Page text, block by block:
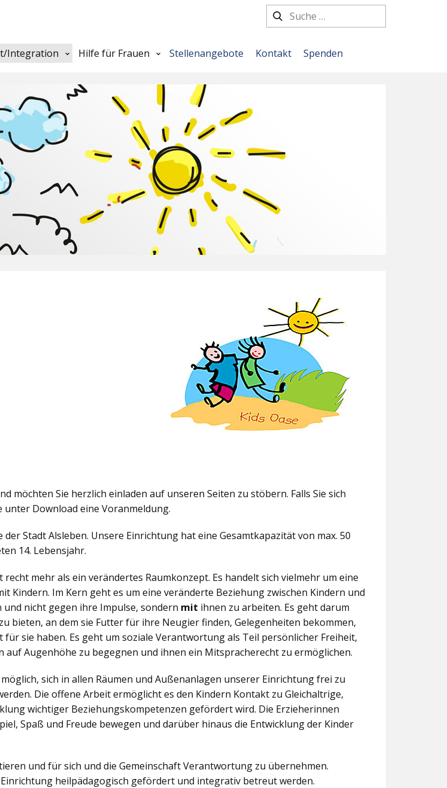
Integration Hilfe für Frauen Stellenangebote Kontakt Spenden
möchten Sie herzlich einladen auf unseren Seiten zu stöbern. Falls Sie sich
Download eine Voranmeldung.
Stadt Alsleben. Unsere Einrichtung hat eine Gesamtkapazität von max. 50
14. Lebensjahr.
mehr als ein verändertes Raumkonzept. Es handelt sich vielmehr um eine
Kindern. Im Kern geht es um eine veränderte Beziehung zwischen Kindern und
und nicht gegen ihre Impulse, sondern mit ihnen zu arbeiten. Es geht darum
bieten, an dem sie Futter für ihre Neugier finden, Gelegenheiten bekommen,
sie haben. Es geht um soziale Verantwortung als Teil persönlicher Freiheit,
Augenhöhe zu begegnen und ihnen ein Mitspracherecht zu ermöglichen.
sich in allen Räumen und Außenanlagen unserer Einrichtung frei zu
Die offene Arbeit ermöglicht es den Kindern Kontakt zu Gleichaltrige,
wichtiger Beziehungskompetenzen gefördert wird. Die Erzieherinnen
Spaß und Freude bewegen und darüber hinaus die Entwicklung der Kinder
und für sich und die Gemeinschaft Verantwortung zu übernehmen.
heilpädagogisch gefördert und integrativ betreut werden.